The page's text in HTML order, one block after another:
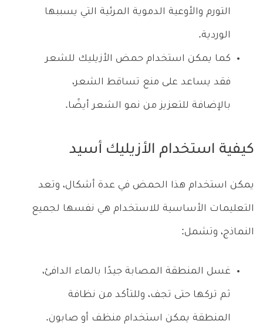
التورم والأوعية الدموية المرئية التي يسببها
الوردية.
كما يمكن استخدام حمض الأزيليك للشعر
فقد يساعد على منع تساقط الشعر،
بالإضافة للتعزيز من نمو الشعر أيضًا.
كيفية استخدام الأزيليك أسيد
يمكن استخدام هذا الحمض في عدة أشكال، وتعد
التعليمات الأساسية للاستخدام هي نفسها لجميع
النماذج، وتشمل:
غسل المنطقة المصابة جيدًا بالماء الدافئ،
ثم تركها حتى تجف، وللتأكد من نظافة
المنطقة يمكن استخدام منظف أو صابون.